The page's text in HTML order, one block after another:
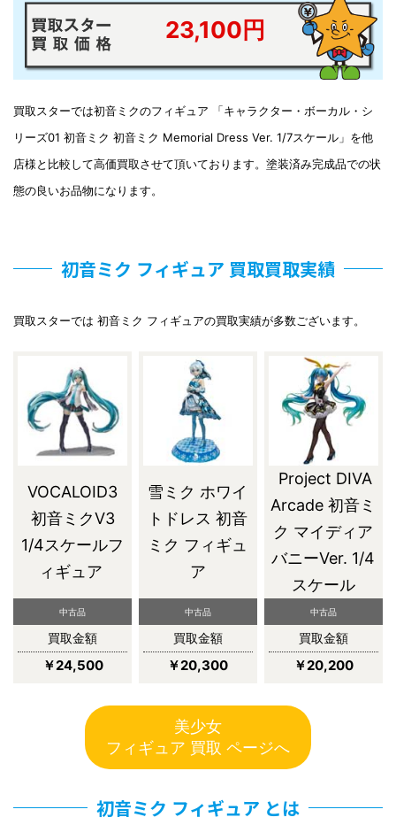
23,100円
買取スターでは初音ミクのフィギュア 「キャラクター・ボーカル・シ
リーズ01 初音ミク 初音ミク Memorial Dress Ver. 1/7スケール」を他
店様と比較して高価買取させて頂いております。塗装済み完成品での状
態の良いお品物になります。
初音ミク フィギュア 買取買取実績
買取スターでは 初音ミク フィギュアの買取実績が多数ございます。
VOCALOID3
初音ミクV3
1/4スケールフ
ィギュア
中古品
買取金額
￥24,500
雪ミク ホワイ
トドレス 初音
ミク フィギュ
ア
中古品
買取金額
￥20,300
Project DIVA
Arcade 初音ミ
ク マイディア
バニーVer. 1/4
スケール
中古品
買取金額
￥20,200
美少女
フィギュア 買取 ページへ
初音ミク フィギュア とは